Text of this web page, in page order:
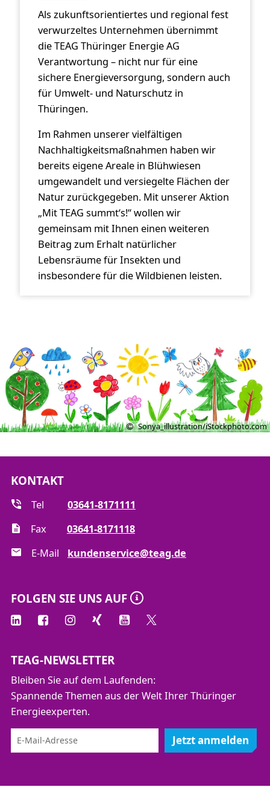
Als zukunftsorientiertes und regional fest
verwurzeltes Unternehmen übernimmt
die TEAG Thüringer Energie AG
Verantwortung – nicht nur für eine
sichere Energieversorgung, sondern auch
für Umwelt- und Naturschutz in
Thüringen.
Im Rahmen unserer vielfältigen
Nachhaltigkeitsmaßnahmen haben wir
bereits eigene Areale in Blühwiesen
umgewandelt und versiegelte Flächen der
Natur zurückgegeben. Mit unserer Aktion
„Mit TEAG summt‘s!“ wollen wir
gemeinsam mit Ihnen einen weiteren
Beitrag zum Erhalt natürlicher
Lebensräume für Insekten und
insbesondere für die Wildbienen leisten.
Sonya_illustration/iStockphoto.com
KONTAKT
Tel
03641-8171111
Fax
03641-8171118
E-Mail
kundenservice@teag.de
FOLGEN SIE UNS AUF
TEAG-NEWSLETTER
Bleiben Sie auf dem Laufenden:
Spannende Themen aus der Welt Ihrer Thüringer
Energieexperten.
Jetzt anmelden